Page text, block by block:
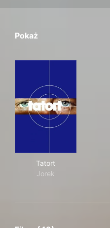
Pokaż
Tatort
Jorek